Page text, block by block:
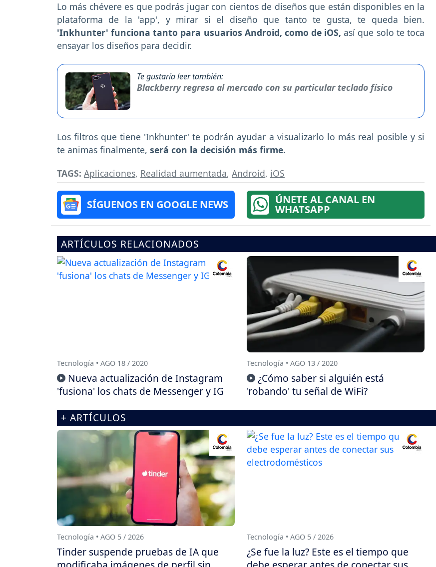
Lo más chévere es que podrás jugar con cientos de diseños que están disponibles en la
plataforma de la 'app', y mirar si el diseño que tanto te gusta, te queda bien.
'Inkhunter' funciona tanto para usuarios Android, como de iOS,así que solo te toca
ensayar los diseños para decidir.
Te gustaría leer también:
Blackberry regresa al mercado con su particular teclado físico
Los filtros que tiene 'Inkhunter' te podrán ayudar a visualizarlo lo más real posible y si
te animas finalmente, será con la decisión más firme.
TAGS: Aplicaciones, Realidad aumentada, Android, iOS
SÍGUENOS EN GOOGLE NEWS ÚNETE AL CANAL EN
WHATSAPP
ARTÍCULOS RELACIONADOS
Tecnología • AGO 18 / 2020
Nueva actualización de Instagram
'fusiona' los chats de Messenger y IG
Tecnología • AGO 13 / 2020
¿Cómo saber si alguién está
'robando' tu señal de WiFi?
+ ARTÍCULOS
Tecnología • AGO 5 / 2026
Tinder suspende pruebas de IA que
Tecnología • AGO 5 / 2026
¿Se fue la luz? Este es el tiempo que